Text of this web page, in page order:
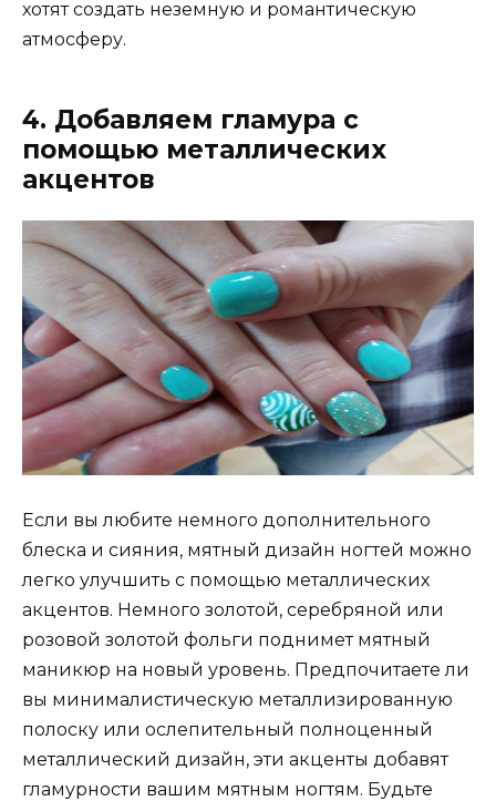
хотят создать неземную и романтическую
атмосферу.
4. Добавляем гламура с
помощью металлических
акцентов
Если вы любите немного дополнительного
блеска и сияния, мятный дизайн ногтей можно
легко улучшить с помощью металлических
акцентов. Немного золотой, серебряной или
розовой золотой фольги поднимет мятный
маникюр на новый уровень. Предпочитаете ли
вы минималистическую металлизированную
полоску или ослепительный полноценный
металлический дизайн, эти акценты добавят
гламурности вашим мятным ногтям. Будьте